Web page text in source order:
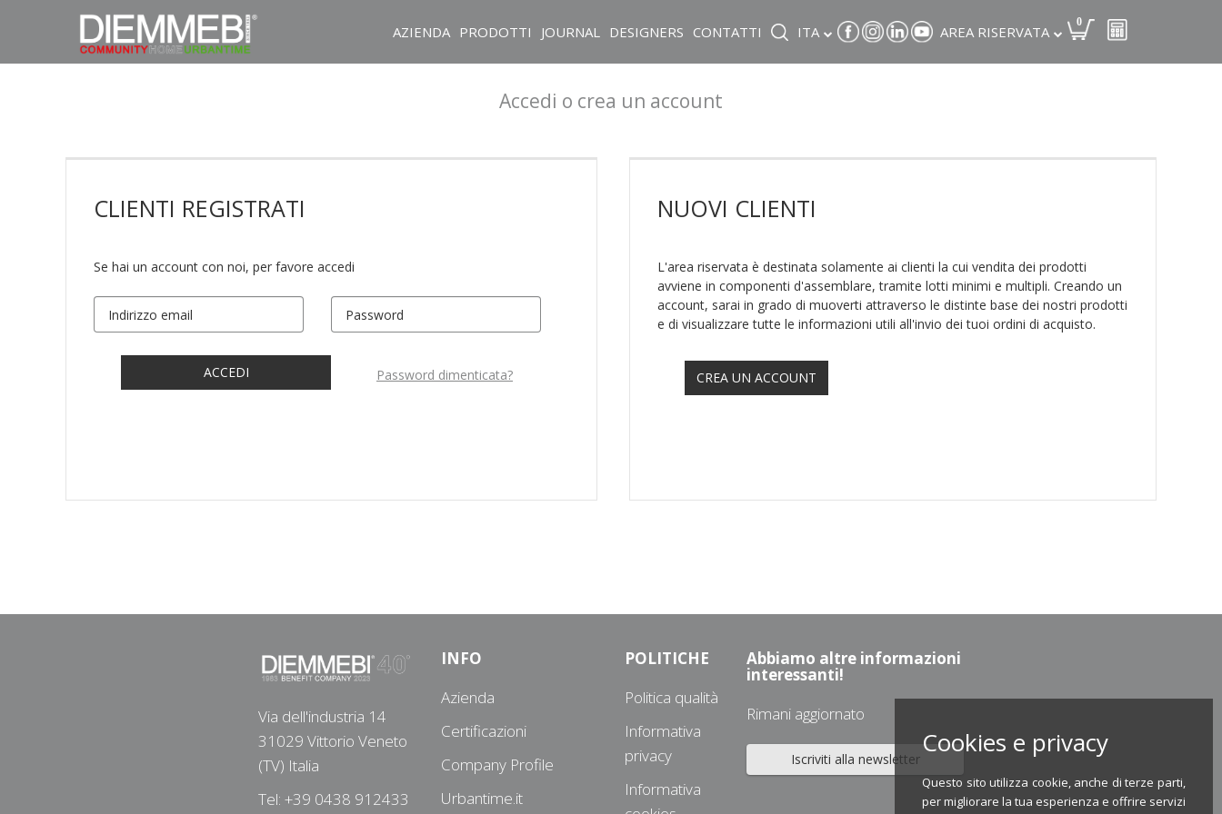
AZIENDA PRODOTTI JOURNAL DESIGNERS CONTATTI ITA AREA RISERVATA
0
Accedi o crea un account
CLIENTI REGISTRATI
Se hai un account con noi, per favore accedi
Password dimenticata?
ACCEDI
NUOVI CLIENTI
L'area riservata è destinata solamente ai clienti la cui vendita dei prodotti
avviene in componenti d'assemblare, tramite lotti minimi e multipli. Creando un
account, sarai in grado di muoverti attraverso le distinte base dei nostri prodotti
e di visualizzare tutte le informazioni utili all'invio dei tuoi ordini di acquisto.
CREA UN ACCOUNT
Via dell'industria 14
31029 Vittorio Veneto
(TV) Italia
Tel: +39 0438 912433
INFO
Azienda
Certificazioni
Company Profile
Urbantime.it
POLITICHE
Politica qualità
Informativa
privacy
Informativa
Abbiamo altre informazioni
interessanti!
Rimani aggiornato
Iscriviti alla newsletter
Cookies e privacy
Questo sito utilizza cookie, anche di terze parti,
per migliorare la tua esperienza e offrire servizi